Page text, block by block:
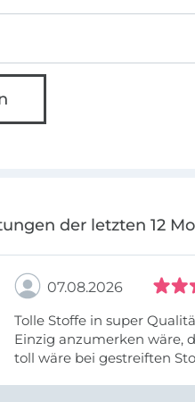
der letzten 12
07.08.2026
Tolle Stoffe in super
Einzig anzumerken wäre,
toll wäre bei gestreiften